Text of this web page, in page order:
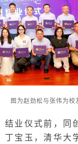
图为赵劲松与张伟为校
结业仪式前，同
丁宝玉，清华大